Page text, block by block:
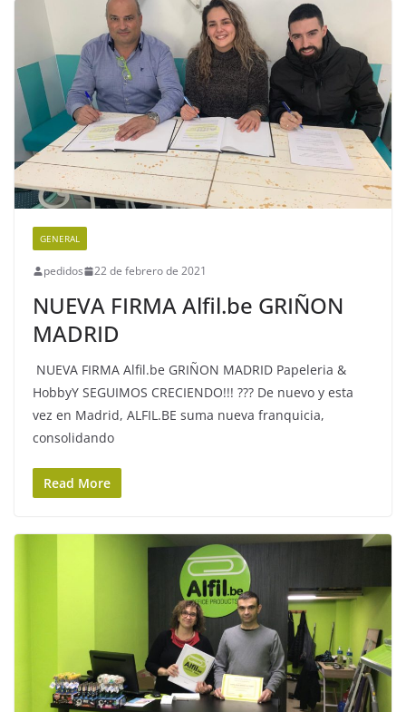
GENERAL
pedidos 22 de febrero de 2021
NUEVA FIRMA Alfil.be GRIÑON
MADRID
NUEVA FIRMA Alfil.be GRIÑON MADRID Papeleria &
HobbyY SEGUIMOS CRECIENDO!!! ??? De nuevo y esta
vez en Madrid, ALFIL.BE suma nueva franquicia,
consolidando
Read More